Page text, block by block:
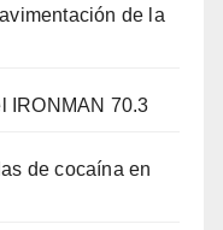
de la
IRONMAN 70.3
de cocaína en